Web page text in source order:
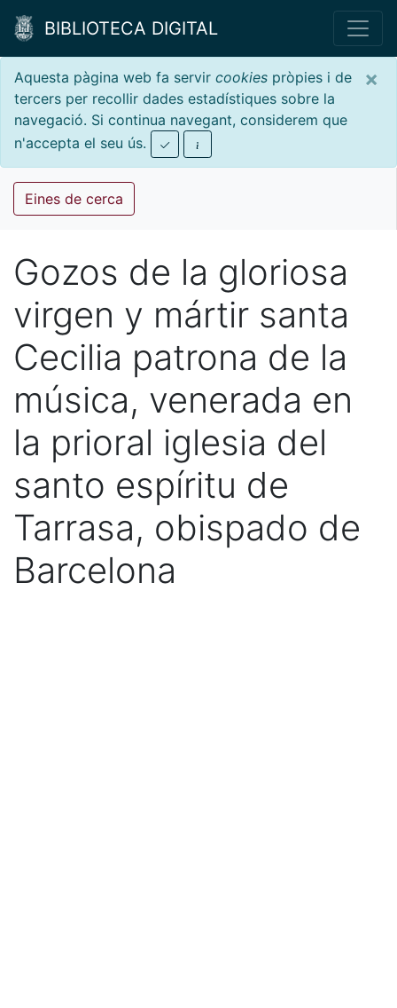
BIBLIOTECA DIGITAL
×
Aquesta pàgina web fa servir cookies pròpies i de
tercers per recollir dades estadístiques sobre la
navegació. Si continua navegant, considerem que
n'accepta el seu ús.
Eines de cerca
Gozos de la gloriosa
virgen y mártir santa
Cecilia patrona de la
música, venerada en
la prioral iglesia del
santo espíritu de
Tarrasa, obispado de
Barcelona